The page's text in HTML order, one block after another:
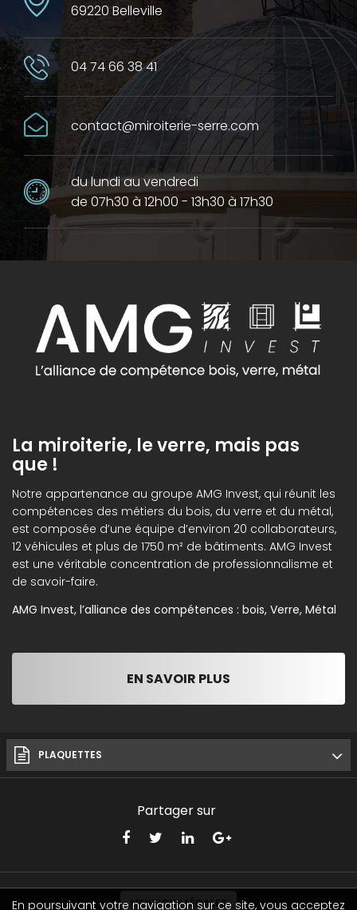
69220 Belleville
04 74 66 38 41
contact@miroiterie-serre.com
du lundi au vendredi
de 07h30 à 12h00 - 13h30 à 17h30
La miroiterie, le verre, mais pas
que !
Notre appartenance au groupe AMG Invest, qui réunit les
compétences des métiers du bois, du verre et du métal,
est composée d’une équipe d’environ 20 collaborateurs,
12 véhicules et plus de 1750 m² de bâtiments. AMG Invest
est une véritable concentration de professionnalisme et
de savoir-faire.
AMG Invest, l’alliance des compétences : bois, Verre, Métal
EN SAVOIR PLUS
PLAQUETTES
Partager sur
MENTIONS LÉGALES
En poursuivant votre navigation sur ce site, vous acceptez